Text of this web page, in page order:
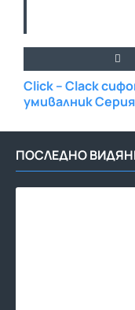
Click – Clack
умивалник
ПОСЛЕДНО